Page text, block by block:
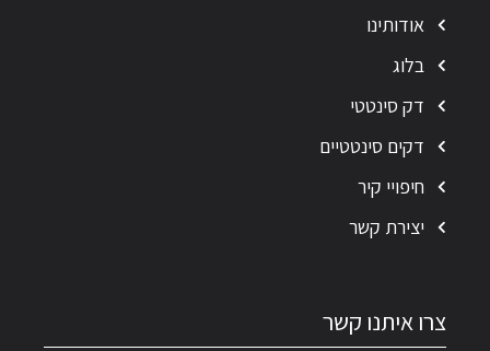
אודותינו
בלוג
דק סינטטי
דקים סינטטיים
חיפויי קיר
יצירת קשר
צרו איתנו קשר